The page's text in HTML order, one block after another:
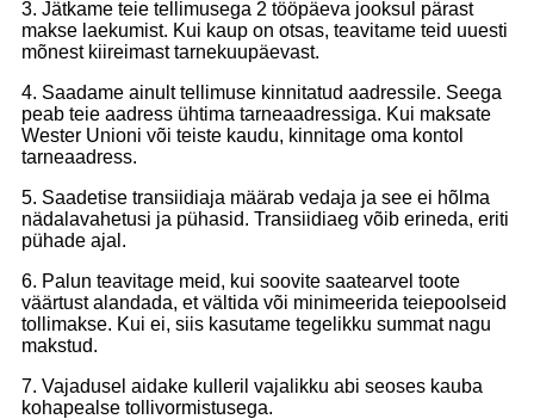
3. Jätkame teie tellimusega 2 tööpäeva jooksul pärast
makse laekumist. Kui kaup on otsas, teavitame teid uuesti
mõnest kiireimast tarnekuupäevast.
4. Saadame ainult tellimuse kinnitatud aadressile. Seega
peab teie aadress ühtima tarneaadressiga. Kui maksate
Wester Unioni või teiste kaudu, kinnitage oma kontol
tarneaadress.
5. Saadetise transiidiaja määrab vedaja ja see ei hõlma
nädalavahetusi ja pühasid. Transiidiaeg võib erineda, eriti
pühade ajal.
6. Palun teavitage meid, kui soovite saatearvel toote
väärtust alandada, et vältida või minimeerida teiepoolseid
tollimakse. Kui ei, siis kasutame tegelikku summat nagu
makstud.
7. Vajadusel aidake kulleril vajalikku abi seoses kauba
kohapealse tollivormistusega.